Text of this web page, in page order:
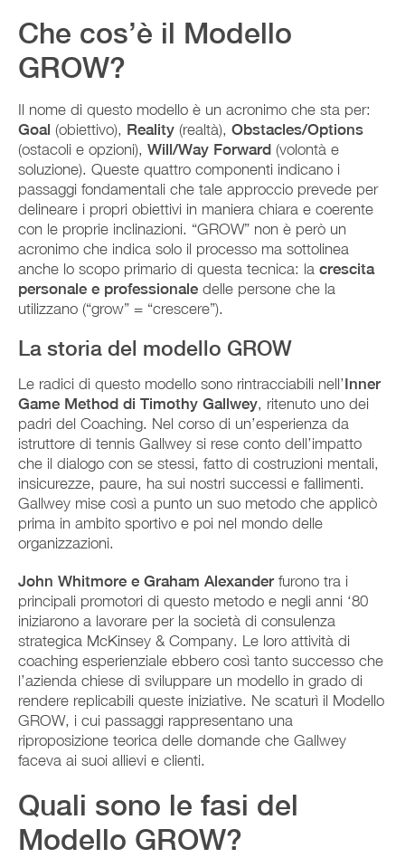
Che cos’è il Modello
GROW?
Il nome di questo modello è un acronimo che sta per:
Goal (obiettivo), Reality (realtà), Obstacles/Options
(ostacoli e opzioni), Will/Way Forward (volontà e
soluzione). Queste quattro componenti indicano i
passaggi fondamentali che tale approccio prevede per
delineare i propri obiettivi in maniera chiara e coerente
con le proprie inclinazioni. “GROW” non è però un
acronimo che indica solo il processo ma sottolinea
anche lo scopo primario di questa tecnica: la crescita
personale e professionale delle persone che la
utilizzano (“grow” = “crescere”).
La storia del modello GROW
Le radici di questo modello sono rintracciabili nell’Inner
Game Method di Timothy Gallwey, ritenuto uno dei
padri del Coaching. Nel corso di un’esperienza da
istruttore di tennis Gallwey si rese conto dell’impatto
che il dialogo con se stessi, fatto di costruzioni mentali,
insicurezze, paure, ha sui nostri successi e fallimenti.
Gallwey mise così a punto un suo metodo che applicò
prima in ambito sportivo e poi nel mondo delle
organizzazioni.
John Whitmore e Graham Alexanderfurono tra i
principali promotori di questo metodo e negli anni ‘80
iniziarono a lavorare per la società di consulenza
strategica McKinsey & Company. Le loro attività di
coaching esperienziale ebbero così tanto successo che
l’azienda chiese di sviluppare un modello in grado di
rendere replicabili queste iniziative. Ne scaturì il Modello
GROW, i cui passaggi rappresentano una
riproposizione teorica delle domande che Gallwey
faceva ai suoi allievi e clienti.
Quali sono le fasi del
Modello GROW?